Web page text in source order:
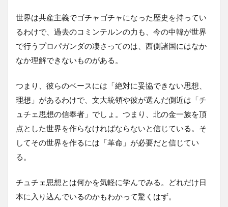
世界は共産主義でゴチャゴチャになった歴史を持ってい
るわけで、過去のコミンテルンの力も、今の中韓が世界
で行うプロパガンダの凄さってのは、西側諸国にはなか
なか理解できないものがある。
つまり、彼らのベースには「絶対に妥協できない思想、
理想」があるわけで、文大統領や彼が選んだ側近は「チ
ュチェ思想の信奉者」でしょ。つまり、北の金一族を頂
点とした世界を作らなければならないと信じている。そ
してその世界を作るには「革命」が必要だと信じてい
る。
チュチェ思想とは何かを気軽に学んでみる。どれだけ日
本に入り込んでいるのかもわかって驚くはず。